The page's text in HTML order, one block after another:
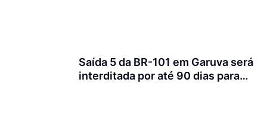
Saída 5 da BR-101 em Garuva será
interditada por até 90 dias para